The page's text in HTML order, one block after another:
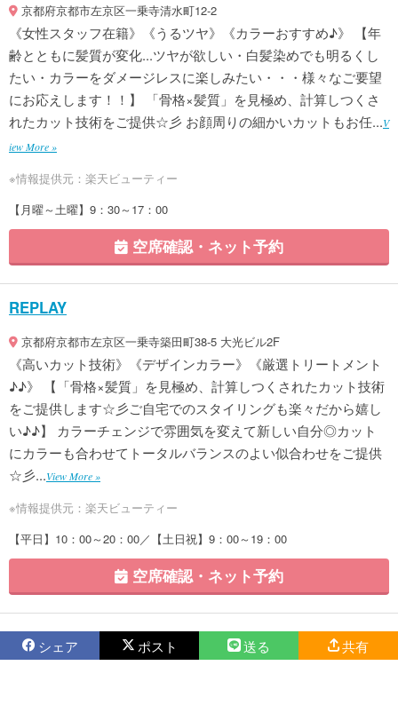
京都府京都市左京区一乗寺清水町12-2
《女性スタッフ在籍》《うるツヤ》《カラーおすすめ♪》 【年
齢とともに髪質が変化...ツヤが欲しい・白髪染めでも明るくし
たい・カラーをダメージレスに楽しみたい・・・様々なご要望
にお応えします！！】 「骨格×髪質」を見極め、計算しつくさ
れたカット技術をご提供☆彡 お顔周りの細かいカットもお任...V
iew More »
※情報提供元：楽天ビューティー
【月曜～土曜】9：30～17：00
空席確認・ネット予約
REPLAY
京都府京都市左京区一乗寺築田町38-5 大光ビル2F
《高いカット技術》《デザインカラー》《厳選トリートメント
♪♪》 【「骨格×髪質」を見極め、計算しつくされたカット技術
をご提供します☆彡ご自宅でのスタイリングも楽々だから嬉し
い♪♪】 カラーチェンジで雰囲気を変えて新しい自分◎カット
にカラーも合わせてトータルバランスのよい似合わせをご提供
☆彡...View More »
※情報提供元：楽天ビューティー
【平日】10：00～20：00／【土日祝】9：00～19：00
空席確認・ネット予約
シェア ポスト 送る 共有